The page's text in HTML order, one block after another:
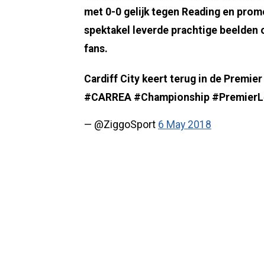
met 0-0 gelijk tegen Reading en
spektakel leverde prachtige beelden
fans.
Cardiff City keert terug in de
#CARREA #Championship
— @ZiggoSport 6 May 2018